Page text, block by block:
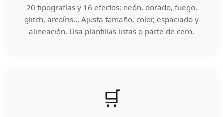
20 tipografías y 16 efectos: neón, dorado, fuego,
glitch, arcoíris… Ajusta tamaño, color, espaciado y
alineación. Usa plantillas listas o parte de cero.
🛒